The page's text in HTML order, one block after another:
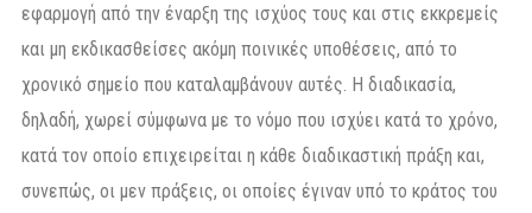
εφαρμογή από την έναρξη της ισχύος τους και στις εκκρεμείς
και μη εκδικασθείσες ακόμη ποινικές υποθέσεις, από το
χρονικό σημείο που καταλαμβάνουν αυτές. Η διαδικασία,
δηλαδή, χωρεί σύμφωνα με το νόμο που ισχύει κατά το χρόνο,
κατά τον οποίο επιχειρείται η κάθε διαδικαστική πράξη και,
συνεπώς, οι μεν πράξεις, οι οποίες έγιναν υπό το κράτος του